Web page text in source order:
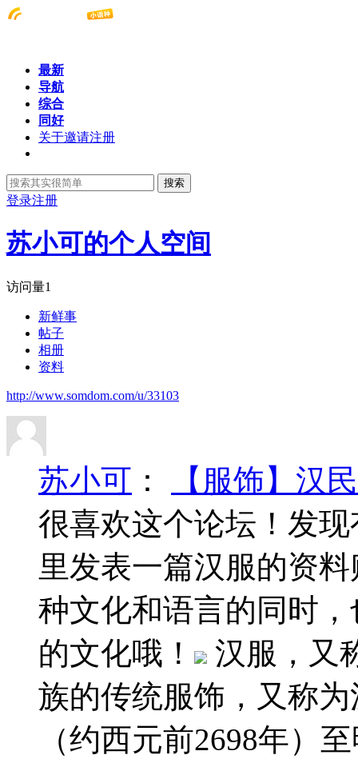
最新
导航
综合
同好
关于邀请注册
搜索
登录注册
苏小可的个人空间
访问量1
新鲜事
帖子
相册
资料
http://www.somdom.com/u/33103
苏小可 ：
【服饰】汉
很喜欢这个论坛！发
里发表一篇汉服的资
种文化和语言的同时
的文化哦！
汉服，又
族的传统服饰，又称
（约西元前2698年）